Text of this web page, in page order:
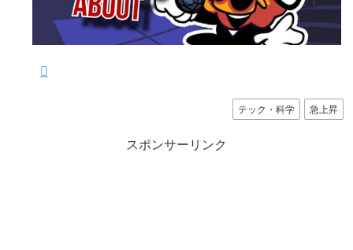
テック・科学 急上昇
スポンサーリンク